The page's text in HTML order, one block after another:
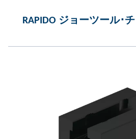
RAPIDO ジョーツール･